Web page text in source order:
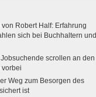
Robert Half: Erfahrung
sich bei Buchhaltern und
scrollen an den
vorbei
Weg zum Besorgen des
ist